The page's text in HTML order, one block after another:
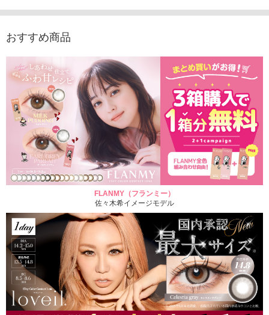
1,760円(税込)
おすすめ商品
FLANMY（フランミー）
佐々木希イメージモデル